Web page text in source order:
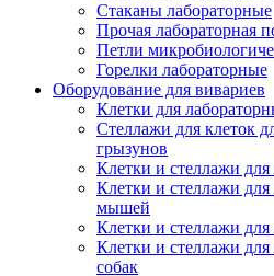
Стаканы лабораторные
Прочая лабораторная
Петли
Горелки лабораторные
Оборудование для вивариев
Клетки для
Стеллажи для клеток
грызунов
Клетки и стеллажи
Клетки и стеллажи
мышей
Клетки и стеллажи
Клетки и стеллажи
собак